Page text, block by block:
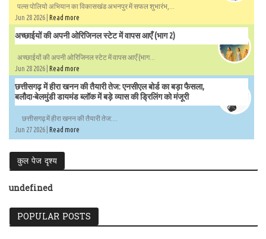
पल्स पोलियो अभियान का विकासखंड अभनपुर में सफल शुभारंभ,...
Jun 28 2026 | Read more
अच्छाईयों की अपनी ओरिजिनल स्टेट में वापस आएँ (भाग 2)
अच्छाईयों की अपनी ओरिजिनल स्टेट में वापस आएँ (भाग...
Jun 28 2026 | Read more
छत्तीसगढ़ में हीरा खनन की तैयारी तेज: एनसीएल बोर्ड का बड़ा फैसला,
बलौदा-बेलमुंडी डायमंड ब्लॉक में बड़े व्यास की ड्रिलिंग को मंजूरी
छत्तीसगढ़ में हीरा खनन की तैयारी तेज:...
Jun 27 2026 | Read more
कुल पेज दृश्य
undefined
POPULAR POSTS